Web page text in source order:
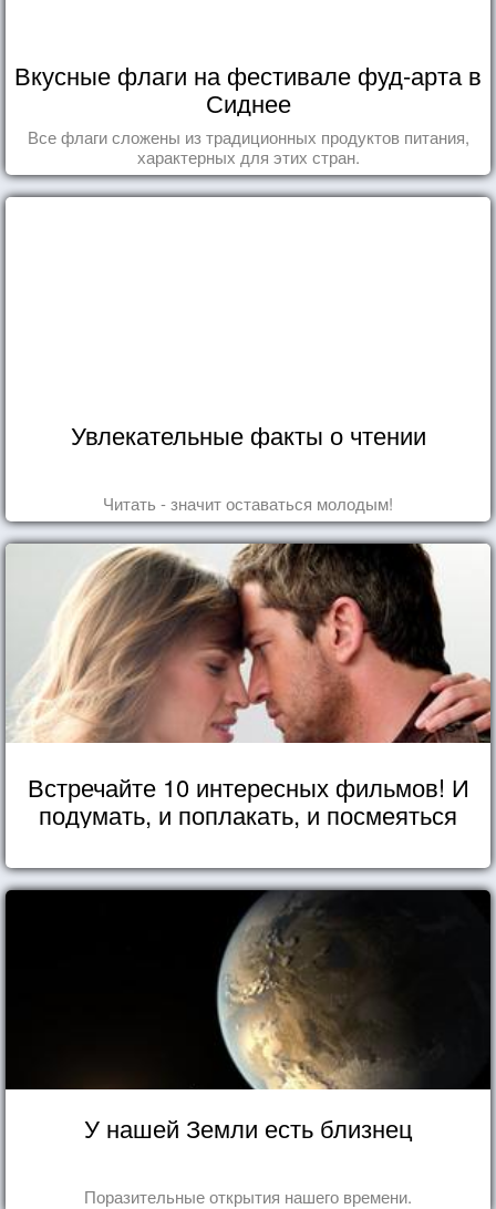
Вкусные флаги на фестивале фуд-арта в
Сиднее
Все флаги сложены из традиционных продуктов питания,
характерных для этих стран.
Увлекательные факты о чтении
Читать - значит оставаться молодым!
Встречайте 10 интересных фильмов! И
подумать, и поплакать, и посмеяться
У нашей Земли есть близнец
Поразительные открытия нашего времени.